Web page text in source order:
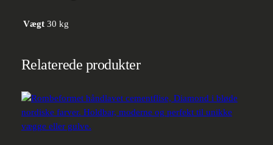
Vægt 30 kg
Relaterede produkter